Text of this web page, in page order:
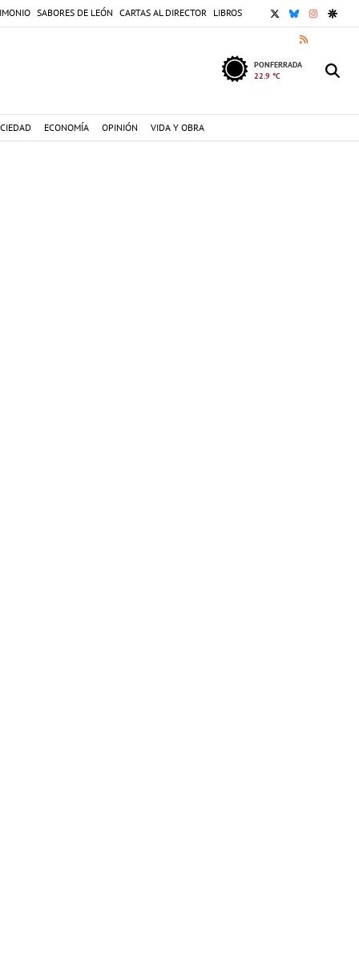
SABORES DE LEÓN CARTAS AL DIRECTOR LIBROS X BLUESKY
RSS
PONFERRADA
22.9 °C
ECONOMÍA OPINIÓN VIDA Y OBRA